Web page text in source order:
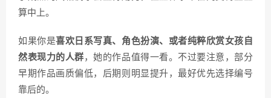
算中上。
如果你是喜欢日系写真、角色扮演、或者纯粹欣赏女孩自
然表现力的人群 ，她的作品值得一看。不过要注意，部分
早期作品画质偏低，后期则明显提升，最好优先选择编号
靠后的。